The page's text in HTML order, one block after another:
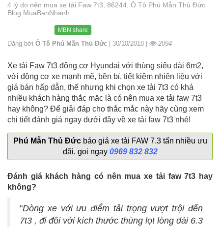
4 lý do nên mua xe tải Faw 7t3, 86244, Ô Tô Phú Mẫn Thủ Đức
Blog MuaBanNhanh
MBN share
Đăng bởi Ô Tô Phú Mẫn Thủ Đức | 30/10/2018 | 2094
Xe tải Faw 7t3 động cơ Hyundai với thùng siêu dài 6m2,
với động cơ xe mạnh mẽ, bền bỉ, tiết kiệm nhiên liệu với
giá bán hấp dẫn, thế nhưng khi chọn xe tải 7t3 có khá
nhiều khách hàng thắc măc là có nên mua xe tải faw 7t3
hay không? Để giải đáp cho thắc mắc này hãy cùng xem
chi tiết đánh giá ngay dưới đây về xe tải faw 7t3 nhé!
Phú Mẫn Thủ Đứcbáo giá xe tải FAW 7.3 tấn nhiều ưu
đãi, gọi ngay 0969 832 832
Đánh giá khách hàng có nên mua xe tải faw 7t3 hay
không?
"Dòng xe với ưu điểm tải trọng vượt trội đến
7t3 , đi đôi với kích thước thùng lọt lòng dài 6.3